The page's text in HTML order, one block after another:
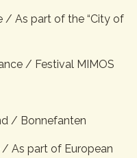
/ As part of the “City of
/ Festival MIMOS
/ Bonnefanten
/ As part of European